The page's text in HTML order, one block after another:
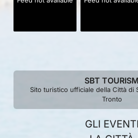
SBT TOURISM
Sito turistico ufficiale della Città di
Tronto
GLI EVENTI